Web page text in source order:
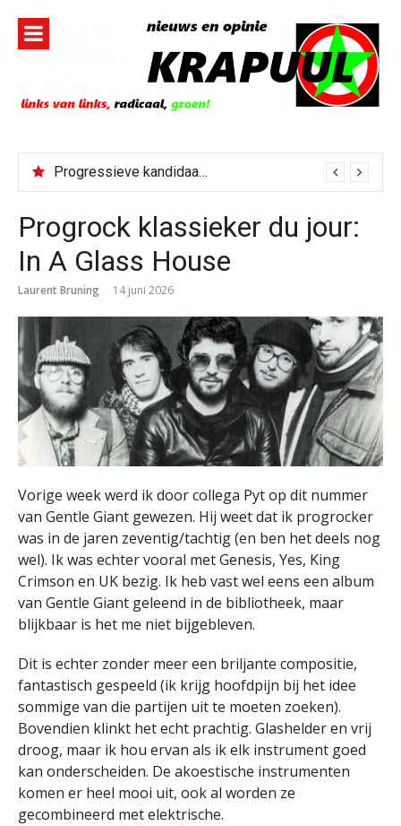
inhoud
Progressieve kandidaat El-Sayed senaatskandidaat Michigan
Progrock klassieker du jour:
In A Glass House
Laurent Bruning 14 juni 2026
Vorige week werd ik door collega Pyt op dit nummer
van Gentle Giant gewezen. Hij weet dat ik progrocker
was in de jaren zeventig/tachtig (en ben het deels nog
wel). Ik was echter vooral met Genesis, Yes, King
Crimson en UK bezig. Ik heb vast wel eens een album
van Gentle Giant geleend in de bibliotheek, maar
blijkbaar is het me niet bijgebleven.
Dit is echter zonder meer een briljante compositie,
fantastisch gespeeld (ik krijg hoofdpijn bij het idee
sommige van die partijen uit te moeten zoeken).
Bovendien klinkt het echt prachtig. Glashelder en vrij
droog, maar ik hou ervan als ik elk instrument goed
kan onderscheiden. De akoestische instrumenten
komen er heel mooi uit, ook al worden ze
gecombineerd met elektrische.